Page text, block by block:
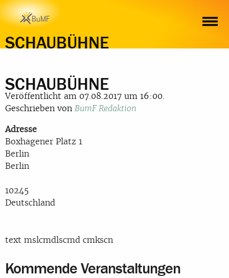
SCHAUBÜHNE
SCHAUBÜHNE
Veröffentlicht am 07.08.2017 um 16:00.
Geschrieben von BumF Redaktion
Adresse
Boxhagener Platz 1
Berlin
Berlin
10245
Deutschland
text mslcmdlscmd cmkscn
Kommende Veranstaltungen